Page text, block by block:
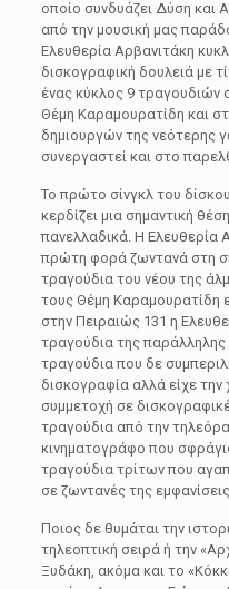
οποίο συνδυάζει Δύση και
από την μουσική μας
Ελευθερία Αρβανιτάκη
δισκογραφική δουλειά με
ένας κύκλος 9 τραγουδιών
Θέμη Καραμουρατίδη και
δημιουργών της νεότερης
συνεργαστεί και στο
Το πρώτο σίνγκλ του
κερδίζει μια σημαντική
πανελλαδικά. Η Ελευθερία
πρώτη φορά ζωντανά στη
τραγούδια του νέου της
τους Θέμη Καραμουρατίδη
στην Πειραιώς 131 η
τραγούδια της παράλληλης
τραγούδια που δε
δισκογραφία αλλά είχε την
συμμετοχή σε
τραγούδια από την
κινηματογράφο που
τραγούδια τρίτων που
σε ζωντανές της
Ποιος δε θυμάται την
τηλεοπτική σειρά ή την
Ξυδάκη, ακόμα και το